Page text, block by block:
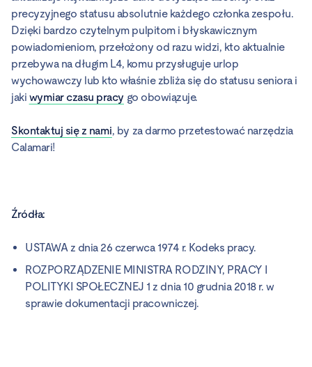
precyzyjnego statusu absolutnie każdego członka zespołu.
Dzięki bardzo czytelnym pulpitom i błyskawicznym
powiadomieniom, przełożony od razu widzi, kto aktualnie
przebywa na długim L4, komu przysługuje urlop
wychowawczy lub kto właśnie zbliża się do statusu seniora i
jaki wymiar czasu pracy go obowiązuje.
Skontaktuj się z nami, by za darmo przetestować narzędzia
Calamari!
Źródła:
USTAWA z dnia 26 czerwca 1974 r. Kodeks pracy.
ROZPORZĄDZENIE MINISTRA RODZINY, PRACY I
POLITYKI SPOŁECZNEJ 1 z dnia 10 grudnia 2018 r. w
sprawie dokumentacji pracowniczej.